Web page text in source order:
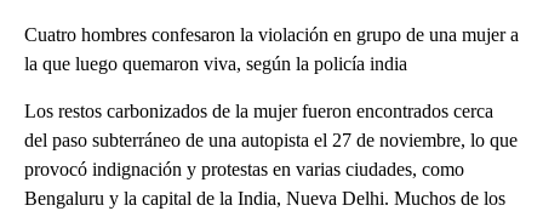
Cuatro hombres confesaron la violación en grupo de una mujer a
la que luego quemaron viva, según la policía india
Los restos carbonizados de la mujer fueron encontrados cerca
del paso subterráneo de una autopista el 27 de noviembre, lo que
provocó indignación y protestas en varias ciudades, como
Bengaluru y la capital de la India, Nueva Delhi. Muchos de los